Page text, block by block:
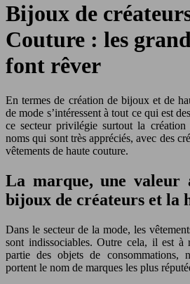
Bijoux de
Couture : les
font rêver
En termes de création de bijoux et de
de mode s’intéressent à tout ce qui est
ce secteur privilégie surtout la création
noms qui sont très appréciés, avec des
vêtements de haute couture.
La marque, une valeur
bijoux de créateurs et la
Dans le secteur de la mode, les
sont indissociables. Outre cela, il est à
partie des objets de consommations,
portent le nom de marques les plus